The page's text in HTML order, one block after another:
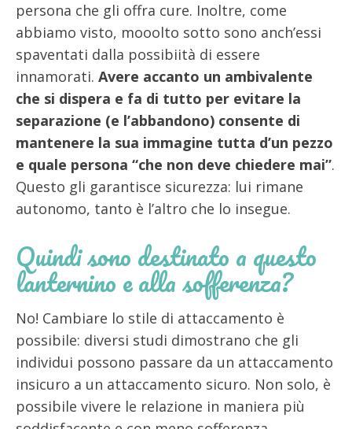
persona che gli offra cure. Inoltre, come
abbiamo visto, mooolto sotto sono anch’essi
spaventati dalla possibiità di essere
innamorati. Avere accanto un ambivalente
che si dispera e fa di tutto per evitare la
separazione (e l’abbandono) consente di
mantenere la sua immagine tutta d’un pezzo
e quale persona “che non deve chiedere mai”.
Questo gli garantisce sicurezza: lui rimane
autonomo, tanto è l’altro che lo insegue.
Quindi sono destinato a questo
lanternino e alla sofferenza?
No! Cambiare lo stile di attaccamento è
possibile: diversi studi dimostrano che gli
individui possono passare da un attaccamento
insicuro a un attaccamento sicuro. Non solo, è
possibile vivere le relazione in maniera più